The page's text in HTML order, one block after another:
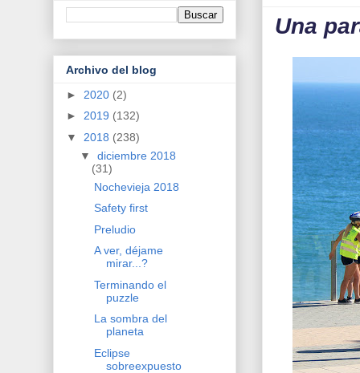
Una
Archivo del blog
► 2020 (2)
► 2019 (132)
▼ 2018 (238)
▼ diciembre 2018
(31)
Nochevieja 2018
Safety first
Preludio
A ver, déjame
mirar...?
Terminando el
puzzle
La sombra del
planeta
Eclipse
sobreexpuesto